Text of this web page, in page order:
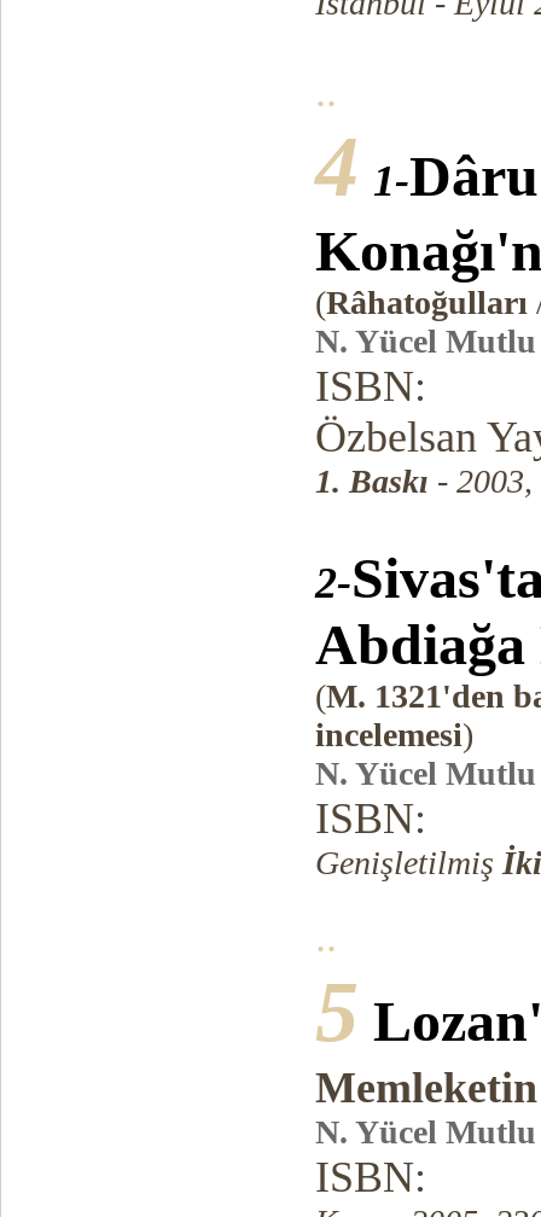
..
4 1-
(Râhatoğulları
N. Yücel Mutlu
ISBN:
Özbelsan
1. Baskı - 2003,
2-
Abdiağa
(M. 1321'den
incelemesi)
N. Yücel Mutlu
ISBN:
Genişletilmiş
..
5
N. Yücel Mutlu
ISBN: